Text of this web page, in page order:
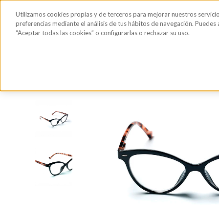
Todos los
productos
Sérum de pestañas y cejasGafas de Sol
Utilizamos cookies propias y de terceros para mejorar nuestros
preferencias mediante el análisis de tus hábitos de navegación.
“Aceptar todas las cookies” o configurarlas o rechazar su uso.